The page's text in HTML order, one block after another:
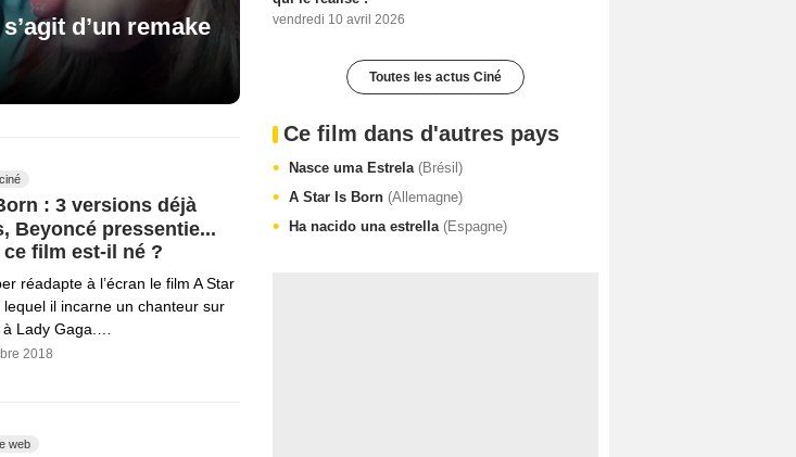
d’un remake
: 3 versions déjà
Beyoncé pressentie...
film est-il né ?
réadapte à l’écran le film A Star
lequel il incarne un chanteur sur
Lady Gaga.…
2018
web
vendredi 10 avril 2026
Toutes les actus Ciné
Ce film dans d'autres pays
Nasce uma Estrela (Brésil)
A Star Is Born (Allemagne)
Ha nacido una estrella (Espagne)